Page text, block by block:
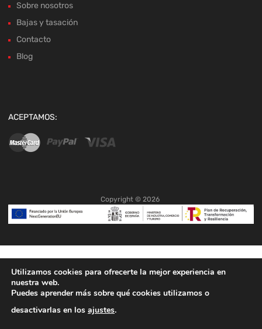
Sobre nosotros
Bajas y tasación
Contacto
Blog
ACEPTAMOS:
Copyright © 2026
Utilizamos cookies para ofrecerte la mejor experiencia en
nuestra web.
Puedes aprender más sobre qué cookies utilizamos o
desactivarlas en los ajustes.